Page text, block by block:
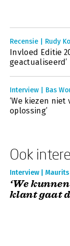
Recensie | Rudy
Invloed Editie
geactualiseerd’
Interview | Bas
‘We kiezen
oplossing’
Ook
Interview |
‘We
klant gaat